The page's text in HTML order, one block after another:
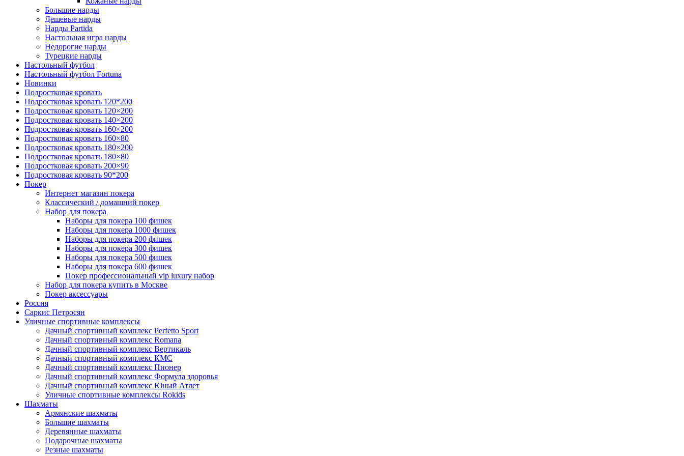
Большие нарды
Дешевые нарды
Нарды Partida
Настольная игра нарды
Недорогие нарды
Турецкие нарды
Настольный футбол
Настольный футбол Fortuna
Новинки
Подростковая кровать
Подростковая кровать 120*200
Подростковая кровать 120×200
Подростковая кровать 140×200
Подростковая кровать 160×200
Подростковая кровать 160×80
Подростковая кровать 180×200
Подростковая кровать 180×80
Подростковая кровать 200×90
Подростковая кровать 90*200
Покер
Интернет магазин покера
Классический / домашний покер
Набор для покера
Наборы для покера 100 фишек
Наборы для покера 1000 фишек
Наборы для покера 200 фишек
Наборы для покера 300 фишек
Наборы для покера 500 фишек
Наборы для покера 600 фишек
Покер профессиональный vip luxury набор
Набор для покера купить в Москве
Покер аксессуары
Россия
Саркис Петросян
Уличные спортивные комплексы
Дачный спортивный комплекс Perfetto Sport
Дачный спортивный комплекс Romana
Дачный спортивный комплекс Вертикаль
Дачный спортивный комплекс КМС
Дачный спортивный комплекс Пионер
Дачный спортивный комплекс Формула здоровья
Дачный спортивный комплекс Юный Атлет
Уличные спортивные комплексы Rokids
Шахматы
Армянские шахматы
Большие шахматы
Деревянные шахматы
Подарочные шахматы
Резные шахматы